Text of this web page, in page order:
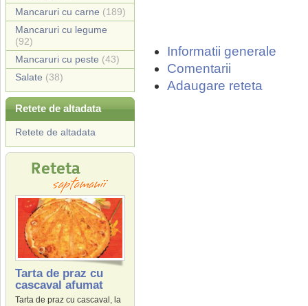
Mancaruri cu carne (189)
Mancaruri cu legume
(92)
Mancaruri cu peste (43)
Salate (38)
Retete de altadata
Retete de altadata
Tarta de praz cu
cascaval afumat
Tarta de praz cu cascaval, la
Informatii generale
Comentarii
Adaugare reteta